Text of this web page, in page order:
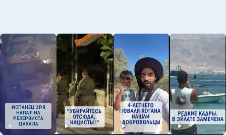
ИСПАНЕЦ ЗРЯ
НАПАЛ НА
РЕЗЕРВИСТА
ЦАХАЛА